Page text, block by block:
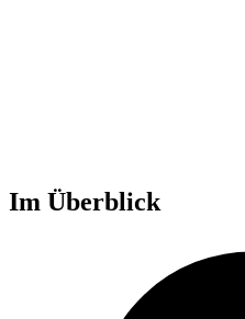
Im Überblick